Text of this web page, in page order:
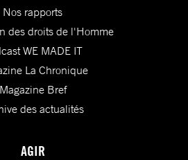
Nos rapports
des droits de l'Homme
WE MADE IT
La Chronique
Magazine Bref
des actualités
AGIR